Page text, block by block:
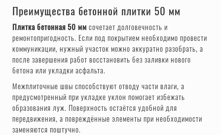
Преимущества бетонной плитки 50 мм
Плитка бетонная 50 мм сочетает долговечность и
ремонтопригодность. Если под покрытием необходимо провести
коммуникации, нужный участок можно аккуратно разобрать, а
после завершения работ восстановить без заливки нового
бетона или укладки асфальта.
Межплиточные швы способствуют отводу части влаги, а
предусмотренный при укладке уклон помогает избежать
образования луж. Поверхность остаётся удобной для
передвижения, а повреждённые элементы при необходимости
заменяются поштучно.